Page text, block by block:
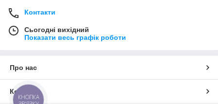
Контакти
Сьогодні вихідний
Показати весь графік роботи
Про нас
Контакти
КНОПКА